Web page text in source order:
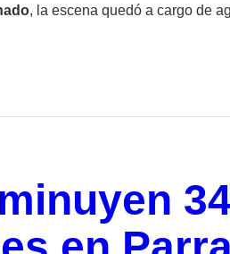
, la escena quedó a cargo de